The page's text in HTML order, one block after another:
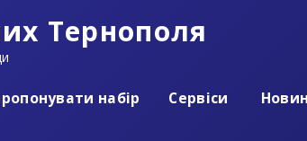
Тернополя
набір Сервіси